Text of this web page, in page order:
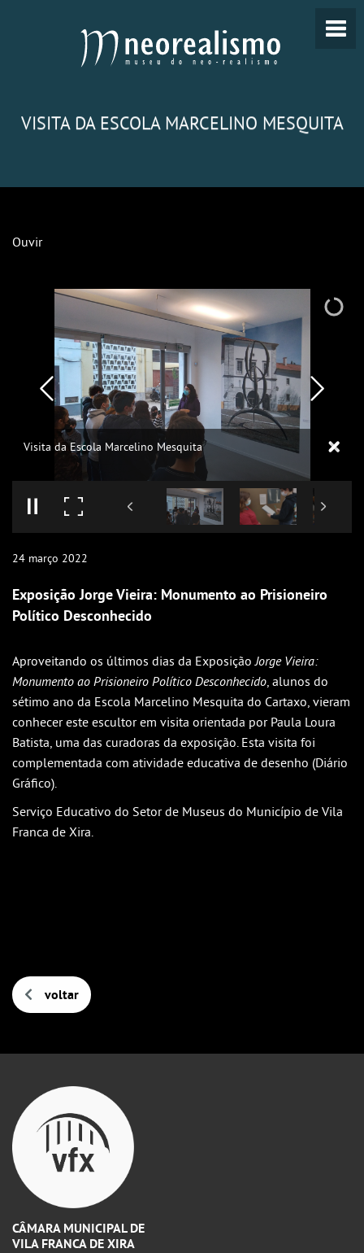
VISITA DA ESCOLA MARCELINO MESQUITA
Ouvir
Visita da Escola Marcelino Mesquita
24 março 2022
Exposição Jorge Vieira: Monumento ao Prisioneiro
Político Desconhecido
Aproveitando os últimos dias da ExposiçãoJorge Vieira:
Monumento ao Prisioneiro Político Desconhecido, alunos do
sétimo ano da Escola Marcelino Mesquita do Cartaxo, vieram
conhecer este escultor em visita orientada por Paula Loura
Batista, uma das curadoras da exposição. Esta visita foi
complementada com atividade educativa de desenho (Diário
Gráfico).
Serviço Educativo do Setor de Museus do Município de Vila
Franca de Xira.
voltar
CÂMARA MUNICIPAL DE
VILA FRANCA DE XIRA